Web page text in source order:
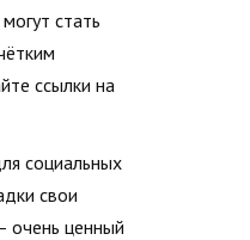
стать
ссылки на
социальных
свои
очень ценный